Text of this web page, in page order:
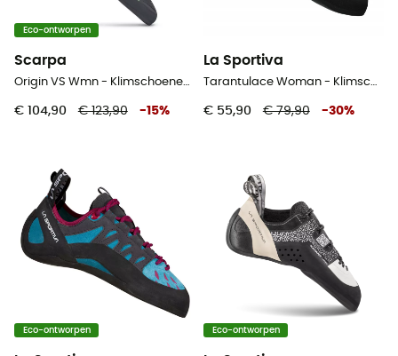
Eco-ontworpen
Scarpa
Origin VS Wmn - Klimschoenen - Dames
€ 104,90 € 123,90 -15%
La Sportiva
Tarantulace Woman - Klimschoenen - Dames
€ 55,90 € 79,90 -30%
Eco-ontworpen Eco-ontworpen